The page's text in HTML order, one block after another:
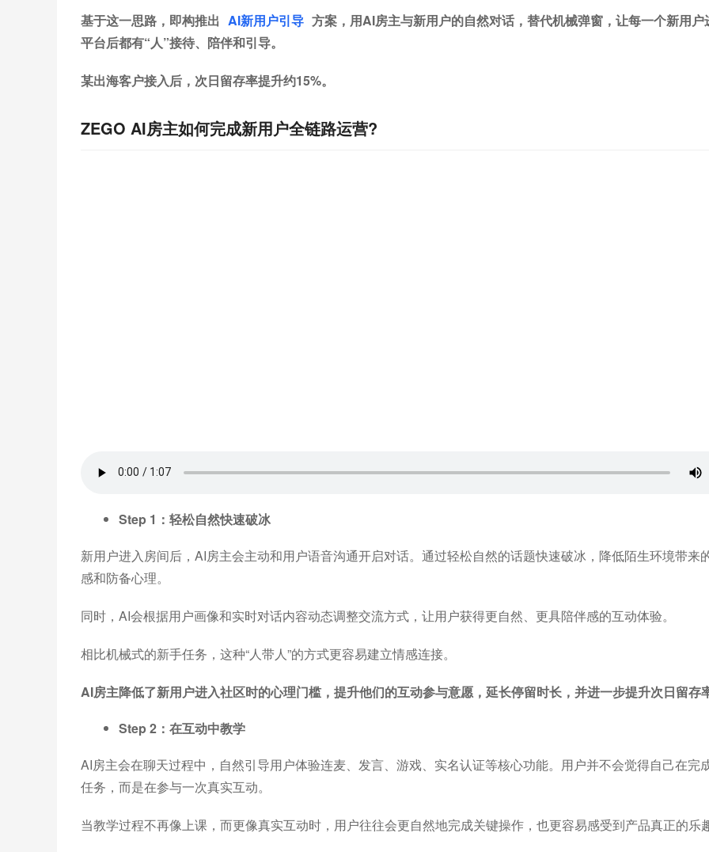
基于这一思路，即构推出 AI新用户引导 方案，用AI房主与新用户的自然对话，替代机械弹窗，让每一个新用户
平台后都有“人”接待、陪伴和引导。
某出海客户接入后，次日留存率提升约15%。
ZEGO AI房主如何完成新用户全链路运营?
Step 1： 轻松自然快速破冰
新用户进入房间后，AI房主会主动和用户语音沟通开启对话。通过轻松自然的话题快速破冰，降低陌生环境带来
感和防备心理。
同时，AI会根据用户画像和实时对话内容动态调整交流方式，让用户获得更自然、更具陪伴感的互动体验。
相比机械式的新手任务，这种“人带人”的方式更容易建立情感连接。
AI房主降低了新用户进入社区时的心理门槛，提升他们的互动参与意愿，延长停留时长，并进一步提升次日留存
Step 2： 在互动中教学
AI房主会在聊天过程中，自然引导用户体验连麦、发言、游戏、实名认证等核心功能。用户并不会觉得自己在完
任务，而是在参与一次真实互动。
当教学过程不再像上课，而更像真实互动时，用户往往会更自然地完成关键操作，也更容易感受到产品真正的乐趣